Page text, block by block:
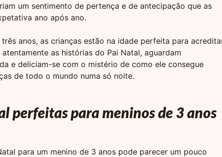
um sentimento de pertença e de antecipação que as
ano após ano.
três anos, as crianças estão na idade perfeita para
as histórias do Pai Natal, aguardam
e deliciam-se com o mistério de como ele consegue
de todo o mundo numa só noite.
perfeitas para meninos de 3 anos
para um menino de 3 anos pode parecer um pouco